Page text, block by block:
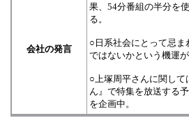
会社の発言
果、54分番組の半分を
る。
○日系社会にとって忌
ではないかという機運
○上塚周平さんに関し
ん』で特集を放送する
を企画中。